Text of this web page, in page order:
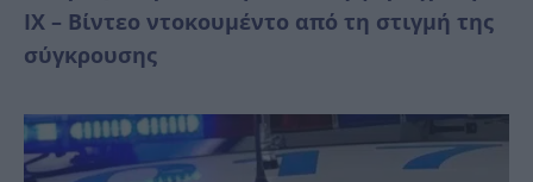
ΙΧ – Βίντεο ντοκουμέντο από τη στιγμή της
σύγκρουσης